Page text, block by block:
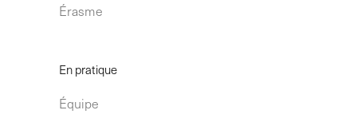
Érasme
En pratique
Équipe